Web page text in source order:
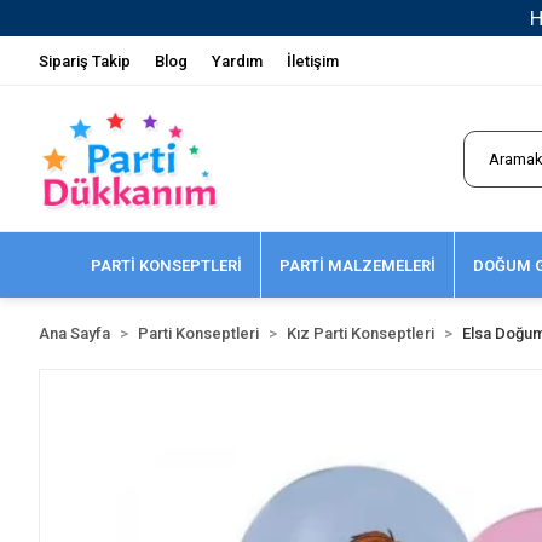
Sipariş Takip Blog Yardım İletişim
PARTİ KONSEPTLERİ PARTİ MALZEMELERİ DOĞUM
Ana Sayfa Parti Konseptleri Kız Parti Konseptleri Elsa